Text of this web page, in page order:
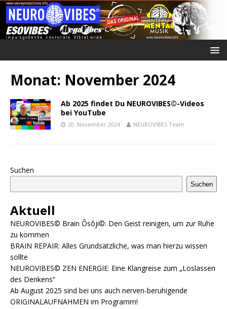
Monat: November 2024
Ab 2025 findet Du NEUROVIBES©-Videos
bei YouTube
20. November 2024 NEUROVIBES Team
Suchen
Suchen
Aktuell
NEUROVIBES© Brain Ôsôji©: Den Geist reinigen, um zur Ruhe
zu kommen
BRAIN REPAIR: Alles Grundsätzliche, was man hierzu wissen
sollte
NEUROVIBES© ZEN ENERGIE: Eine Klangreise zum „Loslassen
des Denkens“
Ab August 2025 sind bei uns auch nerven-beruhigende
ORIGINALAUFNAHMEN im Programm!